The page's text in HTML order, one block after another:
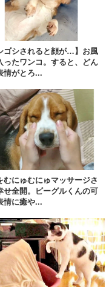
ゴシされると顔が…】お風
ったワンコ。すると、どん
情がとろ...
むにゅむにゅマッサージさ
せ全開。ビーグルくんの可
情に癒や...
ド済みの方